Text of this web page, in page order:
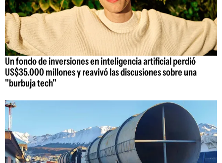
Un fondo de inversiones en inteligencia artificial perdió
US$35.000 millones y reavivó las discusiones sobre una
"burbuja tech"